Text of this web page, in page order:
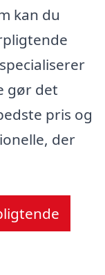
kan du
gør det
pris og
der